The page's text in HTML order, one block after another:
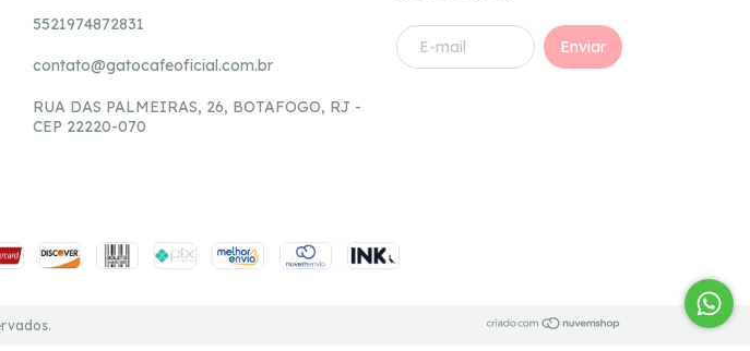
5521974872831
contato@gatocafeoficial.com.br
RUA DAS PALMEIRAS, 26, BOTAFOGO, RJ -
CEP 22220-070